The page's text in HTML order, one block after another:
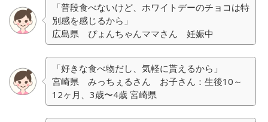
「普段食べないけど、ホワイトデーのチョコは特
別感を感じるから」
広島県 ぴょんちゃんママさん 妊娠中
「好きな食べ物だし、気軽に貰えるから」
宮崎県 みっちぇるさん お子さん：生後10～
12ヶ月、3歳〜4歳 宮崎県